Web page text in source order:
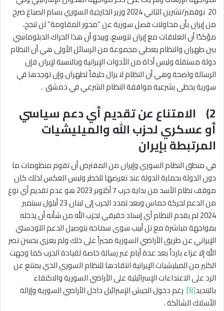
20 نوفمبر/تشرين الثاني 2024 وزير الخارجية السوري بسام الصباغ صرح
من إيران بأن محاولات فصل سورية عن “محور المقاومة” لن تنجح،
مؤكدًا أن العلاقات مع إيران تتوسع، ويبدو أن هذا الحراك الدبلوماسي
بين طهران والنظام يعطي مجموعة من الرسائل الأولى هي أن النظام
دولة مستقلة وليس أداة من الأدوات الإيرانية وبالنسبة لإيران فإن
الرسالة واضحة وهي أن النظام لا يزال حليفاً لطهران وإن توجدها في
سورية يحظى بشرعية موافقة النظام الشرعي في دمشق .
2) الامتناع عن تقديم أي دعم سياسي
أو عسكري لحزب الله والميليشيات
المرتبطة بإيران
في منطق النظام السوري وإيران من المفترض أن تقوم منظومات ما
دون الدولة بحماية الدولة عند تعرضها للخطر وليس العكس لذلك كان
موقف نظام الأسد من بداية حرب 7 أكتوبر 2023 هو عدم تقديم أي نوع
من الدعم لحركة حماس وبعد تمدد الحرب إلى لبنان 23 أيلول سبتمبر
2024 لم يقدم النظام أي إسناد حقيقي لحزب الله من شأنه أن يدخله
بمواجهة مباشرة مع تل أبيب سوى سماحه بتوصيل الدعم اللوجستي
الإيراني عن طريق الأراضي السورية مجبراً على ذلك ولم يعزي بحسن نصر
الله إلا عزاء بارداً بعد عدة أيام عبر رسالة خاصة لقيادة الحزب كما وجهت
الكثير من الميليشيات الإيرانية انتقادها للنظام السوري الذي يمتنع عن
الرد على الاعتداءات الإسرائيلية على الأراضي السورية والاكتفاء
بالتنديد[8]
رغم دخول الجيش الإسرائيل داخل الأراضي السورية وإزالة
الأسلاك الشائكة .